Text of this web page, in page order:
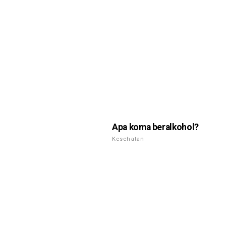
Apa koma beralkohol?
Kesehatan